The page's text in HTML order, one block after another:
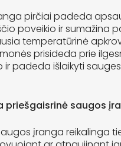
pirčiai padeda
poveikio ir sumažina
temperatūrinė
prisideda prie
ir padeda išlaikyti
priešgaisrinė saugos
įranga reikalinga